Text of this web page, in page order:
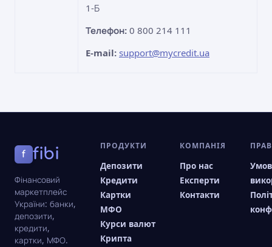
1-Б
Телефон: 0 800 214 111
E-mail: support@mycredit.ua
f fibi
Фінансовий
маркетплейс
України: банки,
депозити,
кредити,
картки, МФО.
ПРОДУКТИ
Депозити
Кредити
Картки
МФО
Курси валют
Крипта
КОМПАНІЯ
Про нас
Експерти
Контакти